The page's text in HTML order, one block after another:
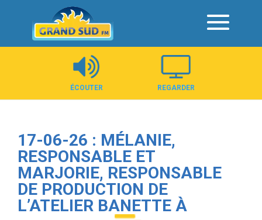
Panneau de gestion des cookies
ÉCOUTER REGARDER
17-06-26 : MÉLANIE,
RESPONSABLE ET
MARJORIE, RESPONSABLE
DE PRODUCTION DE
L’ATELIER BANETTE À